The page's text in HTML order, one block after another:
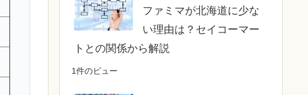
ファミマが北海道に少な
い理由は？セイコーマー
トとの関係から解説
1件のビュー